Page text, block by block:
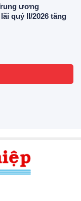
ương
quý II/2026 tăng